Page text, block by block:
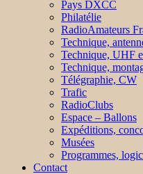
Pays DXCC
Philatélie
RadioAmateurs
Technique,
Technique, UHF
Technique,
Télégraphie, CW
Trafic
RadioClubs
Espace – Ballons
Expéditions,
Musées
Programmes,
Contact